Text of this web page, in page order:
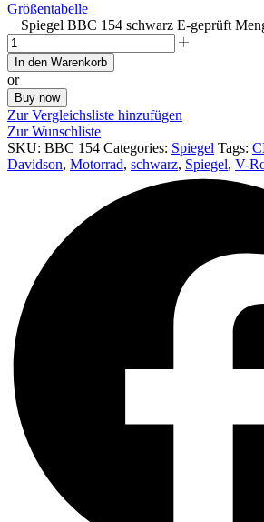
Größentabelle
Spiegel BBC 154 schwarz E-geprüft
In den Warenkorb
or
Buy now
Zur Vergleichsliste hinzufügen
Zur Wunschliste
SKU: BBC 154 Categories: Spiegel Tags:
Davidson, Motorrad, schwarz, Spiegel, V-